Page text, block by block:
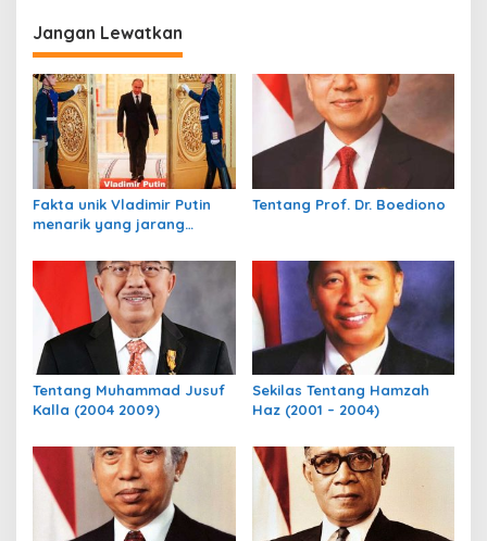
i
g
a
s
i
p
o
s
Jangan Lewatkan
Fakta unik Vladimir Putin
menarik yang jarang
Tentang Prof. Dr. Boediono
Tentang Muhammad Jusuf
Kalla (2004 2009)
Sekilas Tentang Hamzah
Haz (2001 – 2004)